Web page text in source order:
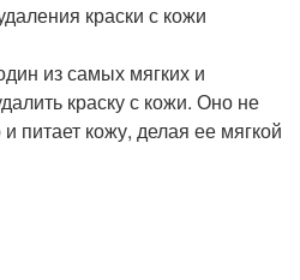
краски с кожи
из самых мягких и
краску с кожи. Оно не
питает кожу, делая ее мягкой